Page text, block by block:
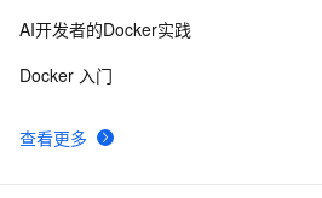
查看更多
AI开发者的Docker实践
Docker 入门